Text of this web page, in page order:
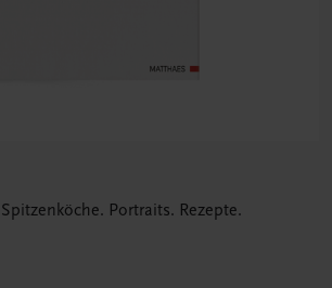
Portraits. Rezepte.